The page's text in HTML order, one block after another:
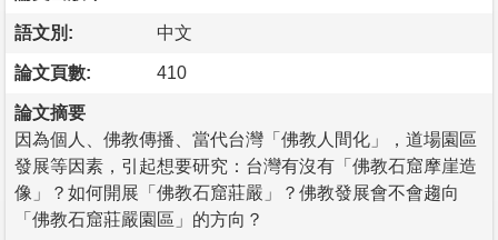
語文別: 中文
論文頁數: 410
論文摘要
因為個人、佛教傳播、當代台灣「佛教人間化」，道場園區
發展等因素，引起想要研究：台灣有沒有「佛教石窟摩崖造
像」？如何開展「佛教石窟莊嚴」？佛教發展會不會趨向
「佛教石窟莊嚴園區」的方向？